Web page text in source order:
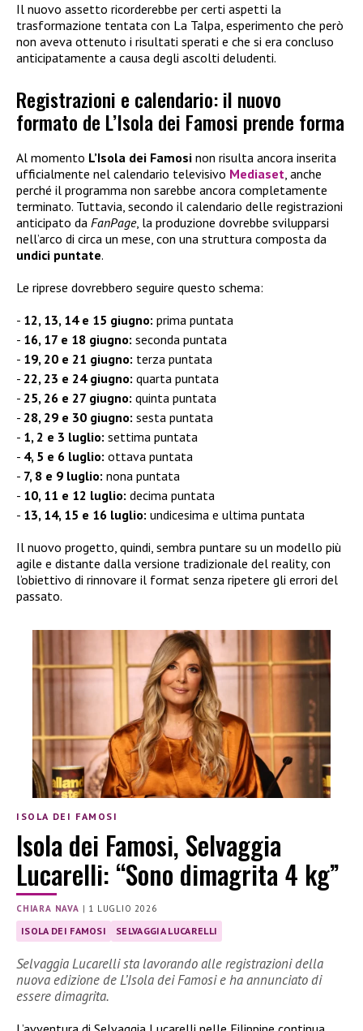
Il nuovo assetto ricorderebbe per certi aspetti la
trasformazione tentata con La Talpa, esperimento che però
non aveva ottenuto i risultati sperati e che si era concluso
anticipatamente a causa degli ascolti deludenti.
Registrazioni e calendario: il nuovo
formato de L’Isola dei Famosi prende forma
Al momento L’Isola dei Famosi non risulta ancora inserita
ufficialmente nel calendario televisivo Mediaset , anche
perché il programma non sarebbe ancora completamente
terminato. Tuttavia, secondo il calendario delle registrazioni
anticipato da FanPage, la produzione dovrebbe svilupparsi
nell’arco di circa un mese, con una struttura composta da
undici puntate.
Le riprese dovrebbero seguire questo schema:
12, 13, 14 e 15 giugno: prima puntata
16, 17 e 18 giugno: seconda puntata
19, 20 e 21 giugno: terza puntata
22, 23 e 24 giugno: quarta puntata
25, 26 e 27 giugno: quinta puntata
28, 29 e 30 giugno: sesta puntata
1, 2 e 3 luglio: settima puntata
4, 5 e 6 luglio: ottava puntata
7, 8 e 9 luglio: nona puntata
10, 11 e 12 luglio: decima puntata
13, 14, 15 e 16 luglio: undicesima e ultima puntata
Il nuovo progetto, quindi, sembra puntare su un modello più
agile e distante dalla versione tradizionale del reality, con
l’obiettivo di rinnovare il format senza ripetere gli errori del
passato.
ISOLA DEI FAMOSI
Isola dei Famosi, Selvaggia
Lucarelli: “Sono dimagrita 4 kg”
CHIARA NAVA | 1 LUGLIO 2026
ISOLA DEI FAMOSI SELVAGGIA LUCARELLI
Selvaggia Lucarelli sta lavorando alle registrazioni della
nuova edizione de L’Isola dei Famosi e ha annunciato di
essere dimagrita.